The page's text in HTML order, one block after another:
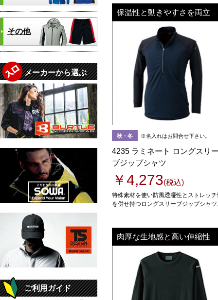
保温性と動きやすさを両立
秋・冬 ※名入れはお問合せ下さい。
4235 ラミネート ロングスリ
ブジップシャツ
￥4,273(税込)
特殊素材を使い防風透湿性とストレッ
を併せ持つロングスリーブジップシャ
肉厚な生地感と高い伸縮性
その他
メーカーから選ぶ
ご利用ガイド